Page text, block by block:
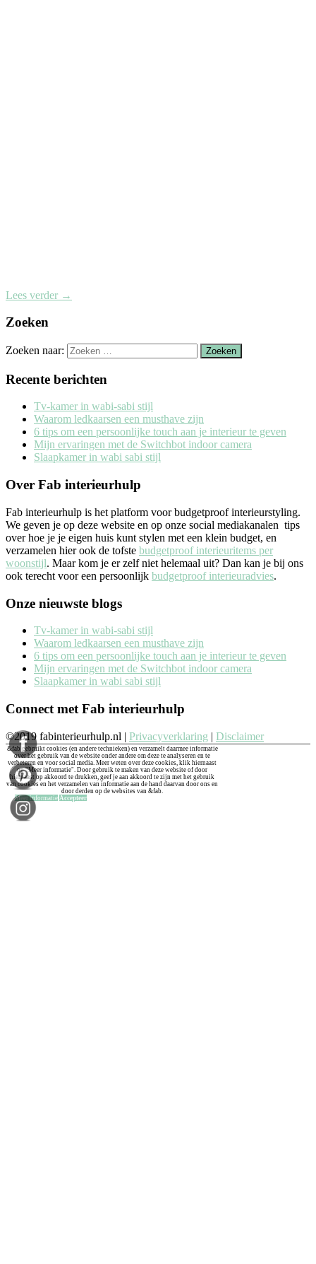
Lees verder →
Zoeken
Zoeken naar:
Recente berichten
Tv-kamer in wabi-sabi stijl
Waarom ledkaarsen een musthave zijn
6 tips om een persoonlijke touch aan je interieur te geven
Mijn ervaringen met de Switchbot indoor camera
Slaapkamer in wabi sabi stijl
Over Fab interieurhulp
Fab interieurhulp is het platform voor budgetproof interieurstyling.
We geven je op deze website en op onze social mediakanalen tips
over hoe je je eigen huis kunt stylen met een klein budget, en
verzamelen hier ook de tofste budgetproof interieuritems per
woonstijl. Maar kom je er zelf niet helemaal uit? Dan kan je bij ons
ook terecht voor een persoonlijk budgetproof interieuradvies.
Onze nieuwste blogs
Tv-kamer in wabi-sabi stijl
Waarom ledkaarsen een musthave zijn
6 tips om een persoonlijke touch aan je interieur te geven
Mijn ervaringen met de Switchbot indoor camera
Slaapkamer in wabi sabi stijl
Connect met Fab interieurhulp
©2019 fabinterieurhulp.nl | Privacyverklaring | Disclaimer
&fab gebruikt cookies (en andere technieken) en verzamelt daarmee informatie
over het gebruik van de website onder andere om deze te analyseren en te
verbeteren en voor social media. Meer weten over deze cookies, klik hiernaast
op "Meer informatie". Door gebruik te maken van deze website of door
hiernaast op akkoord te drukken, geef je aan akkoord te zijn met het gebruik
van cookies en het verzamelen van informatie aan de hand daarvan door ons en
door derden op de websites van &fab.
Meer informatie Accepteer